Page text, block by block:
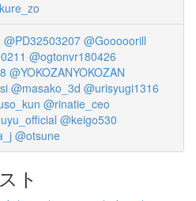
@PD32503207 @Gooooorill
@ogtonvr180426
@YOKOZANYOKOZAN
@masako_3d @urisyugi1316
@rinatie_ceo
@keigo530
@otsune
ト